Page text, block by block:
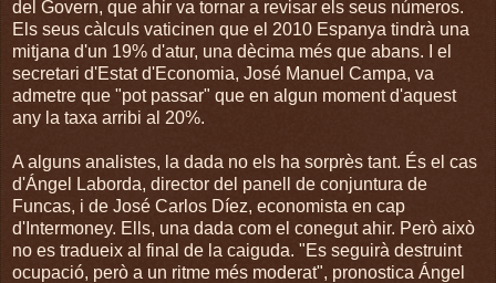
del Govern, que ahir va tornar a revisar els seus números.
Els seus càlculs vaticinen que el 2010 Espanya tindrà una
mitjana d'un 19% d'atur, una dècima més que abans. I el
secretari d'Estat d'Economia, José Manuel Campa, va
admetre que "pot passar" que en algun moment d'aquest
any la taxa arribi al 20%.
A alguns analistes, la dada no els ha sorprès tant. És el cas
d'Ángel Laborda, director del panell de conjuntura de
Funcas, i de José Carlos Díez, economista en cap
d'Intermoney. Ells, una dada com el conegut ahir. Però això
no es tradueix al final de la caiguda. "Es seguirà destruint
ocupació, però a un ritme més moderat", pronostica Ángel